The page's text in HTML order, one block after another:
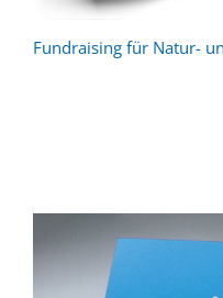
Fundraising für Natur-